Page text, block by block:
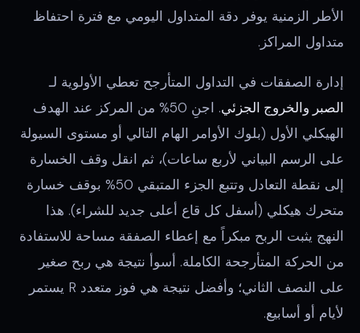
الأطر الزمنية يوفر دقة المتداول اليومي مع فترة احتفاظ
متداول المراكز.
إدارة الصفقات في التداول المتأرجح تعطي الأولوية لـ
الصبر والخروج الجزئي
. اجنِ 50% من المركز عند الهدف
الهيكلي الأول (بلوك الأوامر الهام التالي أو مستوى السيولة
على الرسم البياني لأربع ساعات)، ثم انقل وقف الخسارة
إلى نقطة التعادل وتتبع الجزء المتبقي 50% بوقف خسارة
متحرك هيكلي (أسفل كل قاع أعلى جديد للشراء). هذا
النهج يثبت الربح مبكراً مع إعطاء الصفقة مساحة للاستفادة
من الحركة المتأرجحة الكاملة. أسوأ نتيجة هي ربح صغير
على النصف الثاني؛ وأفضل نتيجة هي فوز متعدد R يستمر
لأيام أو أسابيع.